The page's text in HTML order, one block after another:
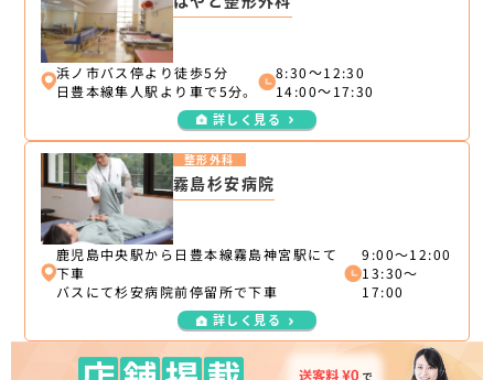
浜ノ市バス停より徒歩5分
日豊本線隼人駅より車で5分。
8:30～12:30
14:00～17:30
詳しく見る
霧島杉安病院
整形外科
鹿児島中央駅から日豊本線霧島神宮駅にて
下車
バスにて杉安病院前停留所で下車
9:00〜12:00
13:30〜
17:00
詳しく見る